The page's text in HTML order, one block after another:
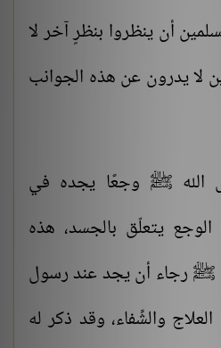
أن ينظروا بنظرٍ آخر لا
لا يدرون عن هذه الجوانب
الله ﷺ وجعًا يجده في
يتعلّق بالجسد، هذه
ﷺ رجاء أن يجد عند رسول
والشِّفاء، وقد ذكر له